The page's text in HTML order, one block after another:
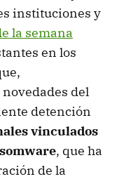
instituciones y
la semana
en los
del
detención
vinculados
, que ha
de la